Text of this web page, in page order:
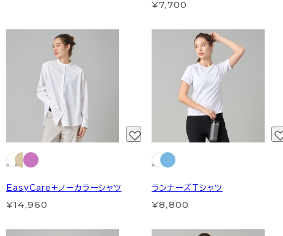
¥7,700
EasyCare+ノーカラーシャツ
¥14,960
ランナーズTシャツ
¥8,800